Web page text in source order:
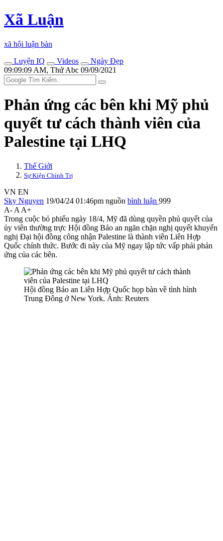
Xã Luận
xã hội luận bàn
Luyện IQ
Videos
Ngày Đẹp
09:09:09 AM, Thứ Abc 09/09/2021
Phản ứng các bên khi Mỹ phủ
quyết tư cách thành viên của
Palestine tại LHQ
Thế Giới
Sự Kiện Chính Trị
VN EN
Sky Nguyen 19/04/24 01:46pm nguồn bình luận 999
A- A A+
Trong cuộc bỏ phiếu ngày 18/4, Mỹ đã dùng quyền phủ quyết của
ủy viên thường trực Hội đồng Bảo an ngăn chặn nghị quyết khuyến
nghị Đại hội đồng công nhận Palestine là thành viên Liên Hợp
Quốc chính thức. Bước đi này của Mỹ ngay lập tức vấp phải phản
ứng của các bên.
Hội đồng Bảo an Liên Hợp Quốc họp bàn về tình hình
Trung Đông ở New York. Ảnh: Reuters